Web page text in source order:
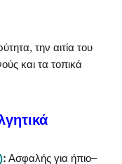
την αιτία του
και τα τοπικά
: Ασφαλής για ήπιο–